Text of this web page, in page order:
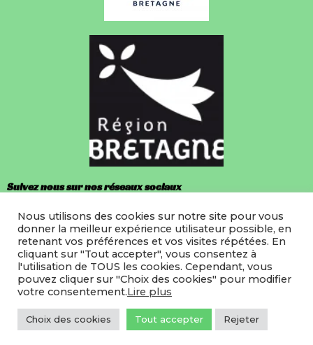
Suivez nous sur nos réseaux sociaux
Facebook
Instagram
©2022 LMRB
Site hebergé par Icodia
Nous utilisons des cookies sur notre site pour vous
donner la meilleur expérience utilisateur possible, en
retenant vos préférences et vos visites répétées. En
cliquant sur "Tout accepter", vous consentez à
l'utilisation de TOUS les cookies. Cependant, vous
pouvez cliquer sur "Choix des cookies" pour modifier
votre consentement.Lire plus
Choix des cookies Tout accepter Rejeter